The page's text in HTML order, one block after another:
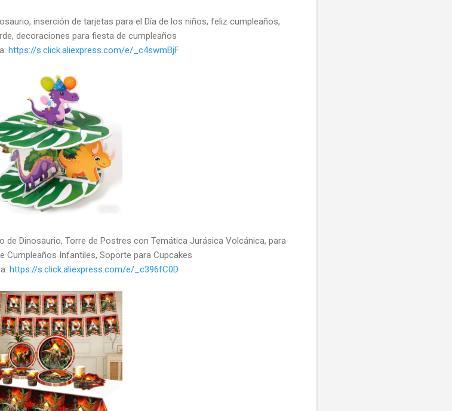
inserción de tarjetas para el Día de los niños, feliz cumpleaños,
decoraciones para fiesta de cumpleaños
https://s.click.aliexpress.com/e/_c4swmBjF
de Dinosaurio, Torre de Postres con Temática Jurásica Volcánica, para
Cumpleaños Infantiles, Soporte para Cupcakes
https://s.click.aliexpress.com/e/_c396fC0D